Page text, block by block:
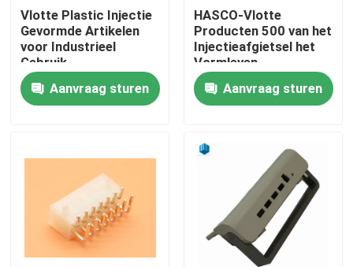
Kwaliteitscontrole
Contacteer ons
Nieuws
Gevallen
de producten van het injectieafgietsel
Het plastic Injectie Vormen
Vlotte Plastic Injectie
Gevormde Artikelen
voor Industrieel
Gebruik
Aanvraag sturen
HASCO-Vlotte
Producten 500 van het
Injectieafgietsel het
Vormleven
Aanvraag sturen